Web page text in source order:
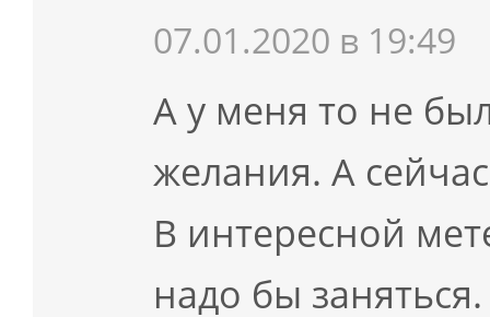
07.01.2020 в 19:49
А у меня то не
желания. А
В интересной
надо бы